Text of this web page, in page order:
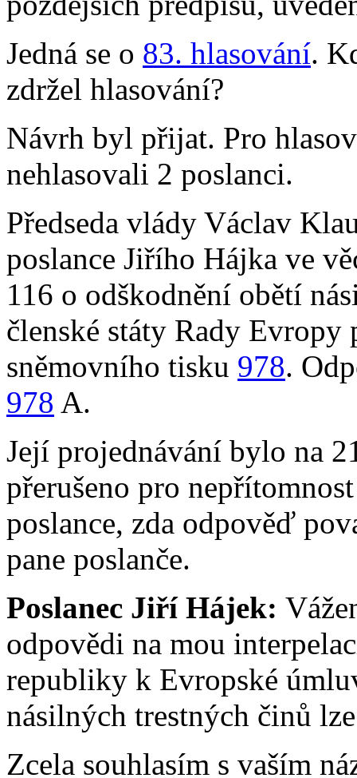
Jedná se o 83. hlasování.
zdržel hlasování?
Návrh byl přijat. Pro
nehlasovali 2 poslanci.
Předseda vlády Václav
poslance Jiřího Hájka ve
116 o odškodnění obětí
členské státy Rady
sněmovního tisku 978.
978 A.
Její projednávání bylo na
přerušeno pro
poslance, zda odpověď
pane poslanče.
Poslanec Jiří Hájek:
odpovědi na mou
republiky k Evropské
násilných trestných činů
Zcela souhlasím s vaším